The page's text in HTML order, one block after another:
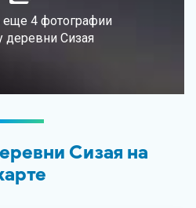
еще 4 фотографии
деревни Сизая
Сизая на